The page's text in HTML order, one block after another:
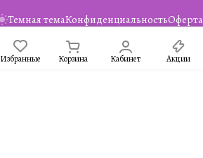
Темная темаКонфиденциальностьОферта
Избранные Корзина Кабинет Акции